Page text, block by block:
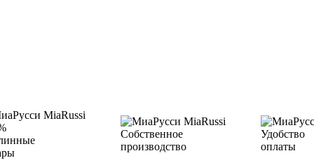
Собственное
производство
Удобство
оплаты